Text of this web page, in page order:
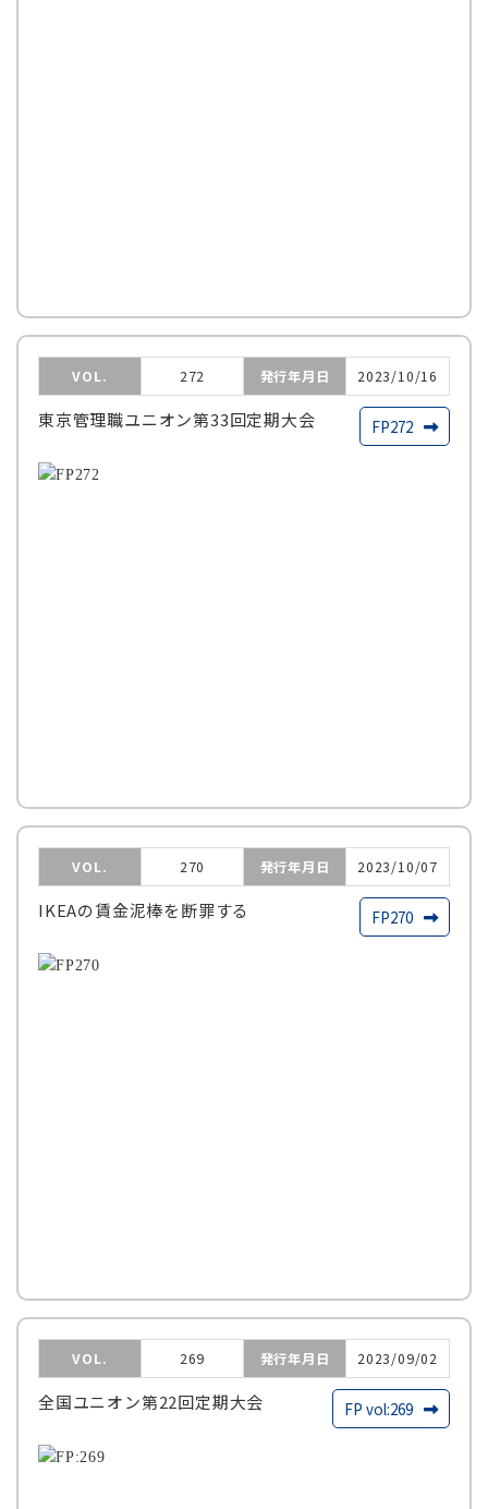
VOL. 272 発行年月日 2023/10/16
東京管理職ユニオン第33回定期大会 FP272
VOL. 270 発行年月日 2023/10/07
IKEAの賃金泥棒を断罪する FP270
VOL. 269 発行年月日 2023/09/02
全国ユニオン第22回定期大会 FP vol:269